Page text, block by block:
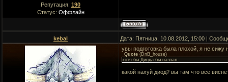
Репутация: 190
Статус: Оффлайн
kebal Дата: Пятница, 10.08.2012, 15:00 |
увы подготовка была плохой, я не сижу
Quote (DnB_house)
хотя бы Диода бы назвал
какой нахуй диод? вы там что все